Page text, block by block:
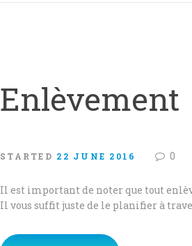
Enlèvement
STARTED 22 JUNE 2016 0
Il est important de noter que tout
Il vous suffit juste de le planifier à